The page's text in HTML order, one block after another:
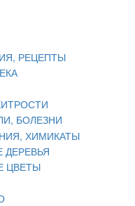
РЕЦЕПТЫ
БОЛЕЗНИ
ХИМИКАТЫ
ЦВЕТЫ